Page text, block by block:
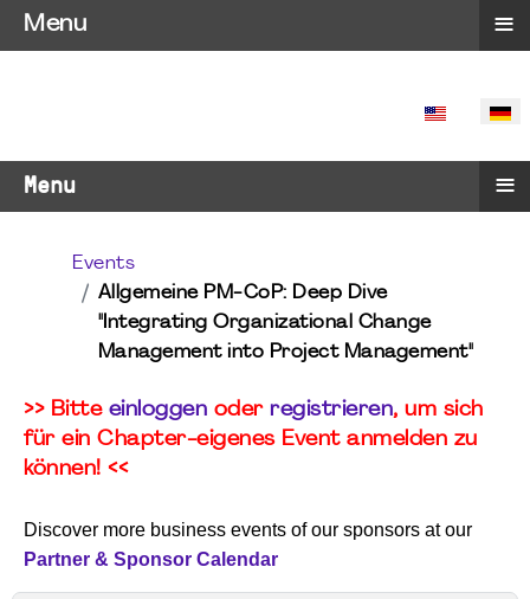
SPRACHE
Menu ≡
Events
Allgemeine PM-CoP: Deep Dive
"Integrating Organizational Change
Management into Project Management"
>> Bitte einloggen oder registrieren, um sich
für ein Chapter-eigenes Event anmelden zu
können! <<
Discover more business events of our sponsors at our
Partner & Sponsor Calendar
Menu ≡